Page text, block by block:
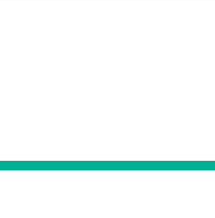
8:00 PM naar 9:00 PM